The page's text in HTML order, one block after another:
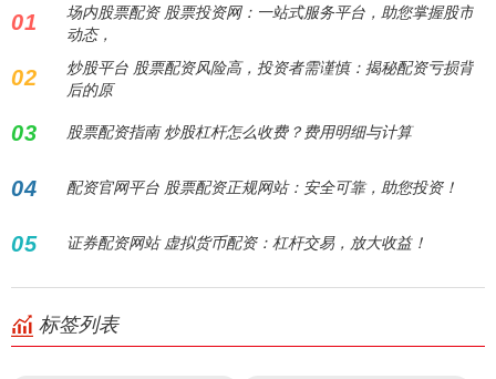
01
场内股票配资 股票投资网：一站式服务平台，助您掌握股市
动态，
02
炒股平台 股票配资风险高，投资者需谨慎：揭秘配资亏损背
后的原
03 股票配资指南 炒股杠杆怎么收费？费用明细与计算
04 配资官网平台 股票配资正规网站：安全可靠，助您投资！
05 证券配资网站 虚拟货币配资：杠杆交易，放大收益！
标签列表